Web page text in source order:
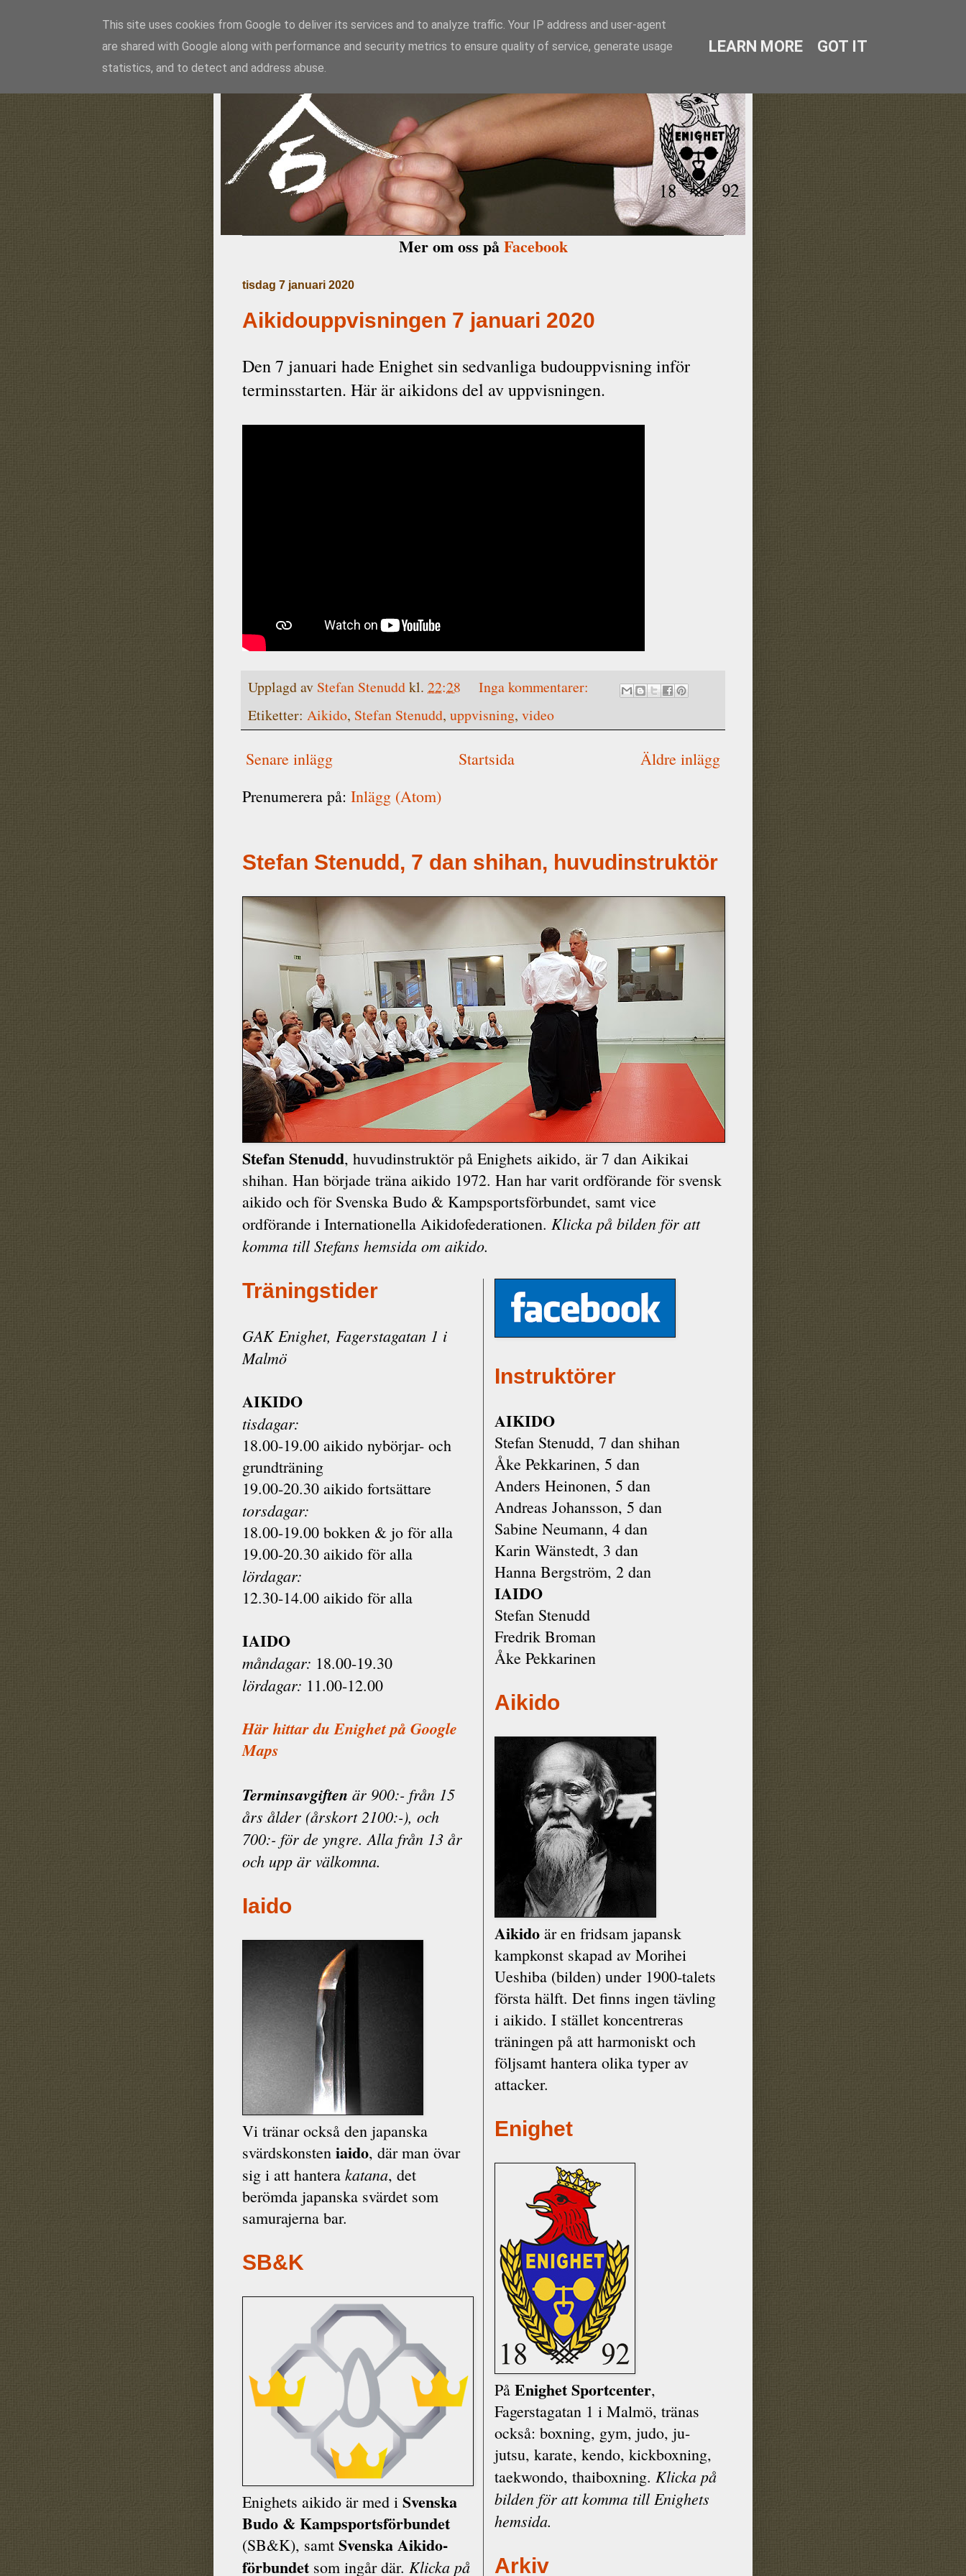
Aikido Enighet i Malmö
Mer om oss påFacebook
tisdag 7 januari 2020
Aikidouppvisningen 7 januari 2020
Den 7 januari hade Enighet sin sedvanliga budouppvisning inför
terminsstarten. Här är aikidons del av uppvisningen.
Upplagd av Stefan Stenuddkl. 22:28
Inga kommentarer:
Etiketter: Aikido, Stefan Stenudd, uppvisning, video
Senare inlägg Äldre inlägg
Startsida
Prenumerera på: Inlägg (Atom)
Stefan Stenudd, 7 dan shihan, huvudinstruktör
Stefan Stenudd, huvudinstruktör på Enighets aikido, är 7 dan Aikikai
shihan. Han började träna aikido 1972. Han har varit ordförande för svensk
aikido och för Svenska Budo & Kampsportsförbundet, samt vice
ordförande i Internationella Aikidofederationen. Klicka på bilden för att
komma till Stefans hemsida om aikido.
Träningstider
GAK Enighet, Fagerstagatan 1 i
Malmö
AIKIDO
tisdagar:
18.00-19.00 aikido nybörjar- och
grundträning
19.00-20.30 aikido fortsättare
torsdagar:
18.00-19.00 bokken & jo för alla
19.00-20.30 aikido för alla
lördagar:
12.30-14.00 aikido för alla
IAIDO
måndagar: 18.00-19.30
lördagar: 11.00-12.00
Här hittar du Enighet på Google
Maps
Terminsavgiften är 900:- från 15
års ålder (årskort 2100:-), och
700:- för de yngre. Alla från 13 år
och upp är välkomna.
Iaido
Vi tränar också den japanska
svärdskonsten iaido, där man övar
sig i att hantera katana, det
berömda japanska svärdet som
samurajerna bar.
SB&K
Enighets aikido är med i Svenska
Budo & Kamp­sports­förbundet
(SB&K), samt Svenska Aikido­
förbundet som ingår där. Klicka på
Instruktörer
AIKIDO
Stefan Stenudd, 7 dan shihan
Åke Pekkarinen, 5 dan
Anders Heinonen, 5 dan
Andreas Johansson, 5 dan
Sabine Neumann, 4 dan
Karin Wänstedt, 3 dan
Hanna Bergström, 2 dan
IAIDO
Stefan Stenudd
Fredrik Broman
Åke Pekkarinen
Aikido
Aikido är en fridsam japansk
kampkonst skapad av Morihei
Ueshiba (bilden) under 1900-talets
första hälft. Det finns ingen tävling
i aikido. I stället koncentreras
träningen på att harmoniskt och
följsamt hantera olika typer av
attacker.
Enighet
På Enighet Sport­center,
Fagerstagatan 1 i Malmö, tränas
också: boxning, gym, judo, ju-
jutsu, karate, kendo, kick­boxning,
taekwondo, thaiboxning. Klicka på
bilden för att komma till Enighets
hemsida.
Arkiv
This site uses cookies from Google to deliver its services and to analyze traffic. Your IP address and user-agent
are shared with Google along with performance and security metrics to ensure quality of service, generate usage
statistics, and to detect and address abuse.
LEARN MORE GOT IT